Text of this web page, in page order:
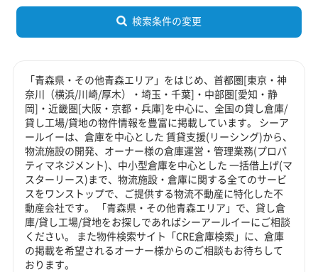
検索条件の変更
「青森県・その他青森エリア」をはじめ、首都圏[東京・神
奈川（横浜/川崎/厚木）・埼玉・千葉]・中部圏[愛知・静
岡]・近畿圏[大阪・京都・兵庫]を中心に、全国の貸し倉庫/
貸し工場/貸地の物件情報を豊富に掲載しています。 シーア
ールイーは、倉庫を中心とした 賃貸支援(リーシング)から、
物流施設の開発、オーナー様の倉庫運営・管理業務(プロパ
ティマネジメント)、中小型倉庫を中心とした 一括借上げ(マ
スターリース)まで、物流施設・倉庫に関する全てのサービ
スをワンストップで、ご提供する物流不動産に特化した不
動産会社です。 「青森県・その他青森エリア」で、貸し倉
庫/貸し工場/貸地をお探しであればシーアールイーにご相談
ください。 また物件検索サイト「CRE倉庫検索」に、倉庫
の掲載を希望されるオーナー様からのご相談もお待ちして
おります。